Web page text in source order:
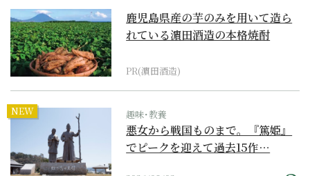
鹿児島県産の芋のみを用いて造ら
れている濵田酒造の本格焼酎
PR(濵田酒造)
NEW 趣味･教養
悪女から戦国ものまで。『篤姫』
でピークを迎えて過去15作…